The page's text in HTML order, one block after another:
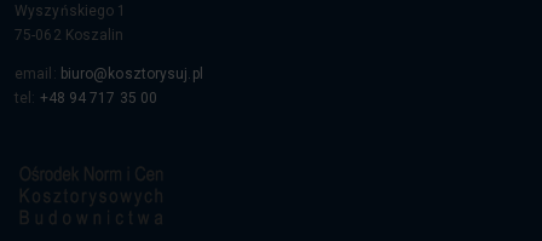
Wyszyńskiego 1
75-062 Koszalin
email: biuro@kosztorysuj.pl
tel: +48 94 717 35 00